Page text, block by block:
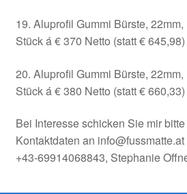
19. Aluprofil Gummi Bürste,
Stück á € 370 Netto (statt € 645,98)
20. Aluprofil Gummi Bürste,
Stück á € 380 Netto (statt € 660,33)
Bei Interesse schicken Sie mir
Kontaktdaten an
+43-69914068843, Stephanie